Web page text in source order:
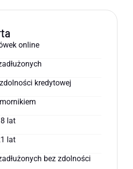
online
kredytowej
lat
lat
bez zdolności